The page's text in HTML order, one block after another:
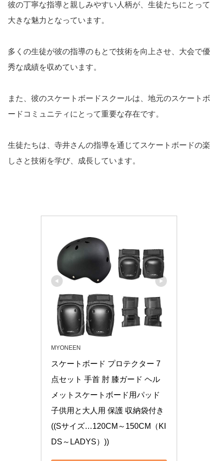
彼の丁寧な指導と親しみやすい人柄が、生徒たちにとって
大きな魅力となっています。
多くの生徒が彼の指導のもとで技術を向上させ、大会で優
秀な成績を収めています。
また、彼のスケートボードスクールは、地元のスケートボ
ードコミュニティにとって重要な存在です。
生徒たちは、寺井さんの指導を通じてスケートボードの楽
しさと技術を学び、成長しています。
MYONEEN
スケートボード プロテクター 7
点セット 手首 肘 膝ガード ヘル
メットスケートボード用パッド
子供用と大人用 保護 収納袋付き
((Sサイズ…120CM～150CM（KI
DS～LADYS）))